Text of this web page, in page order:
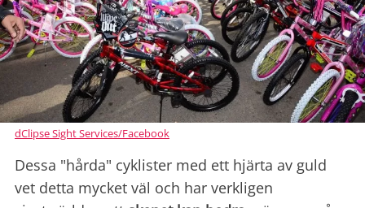
dClipse Sight Services/Facebook
Dessa "hårda" cyklister med ett hjärta av guld
vet detta mycket väl och har verkligen